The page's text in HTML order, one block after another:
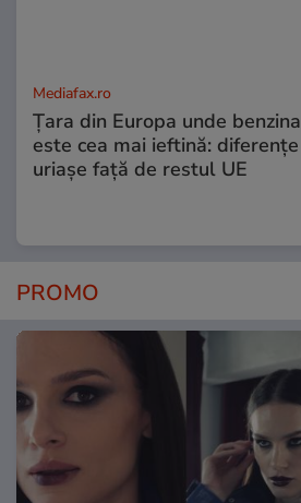
Mediafax.ro
Țara din Europa unde benzina
este cea mai ieftină: diferențe
uriașe față de restul UE
PROMO